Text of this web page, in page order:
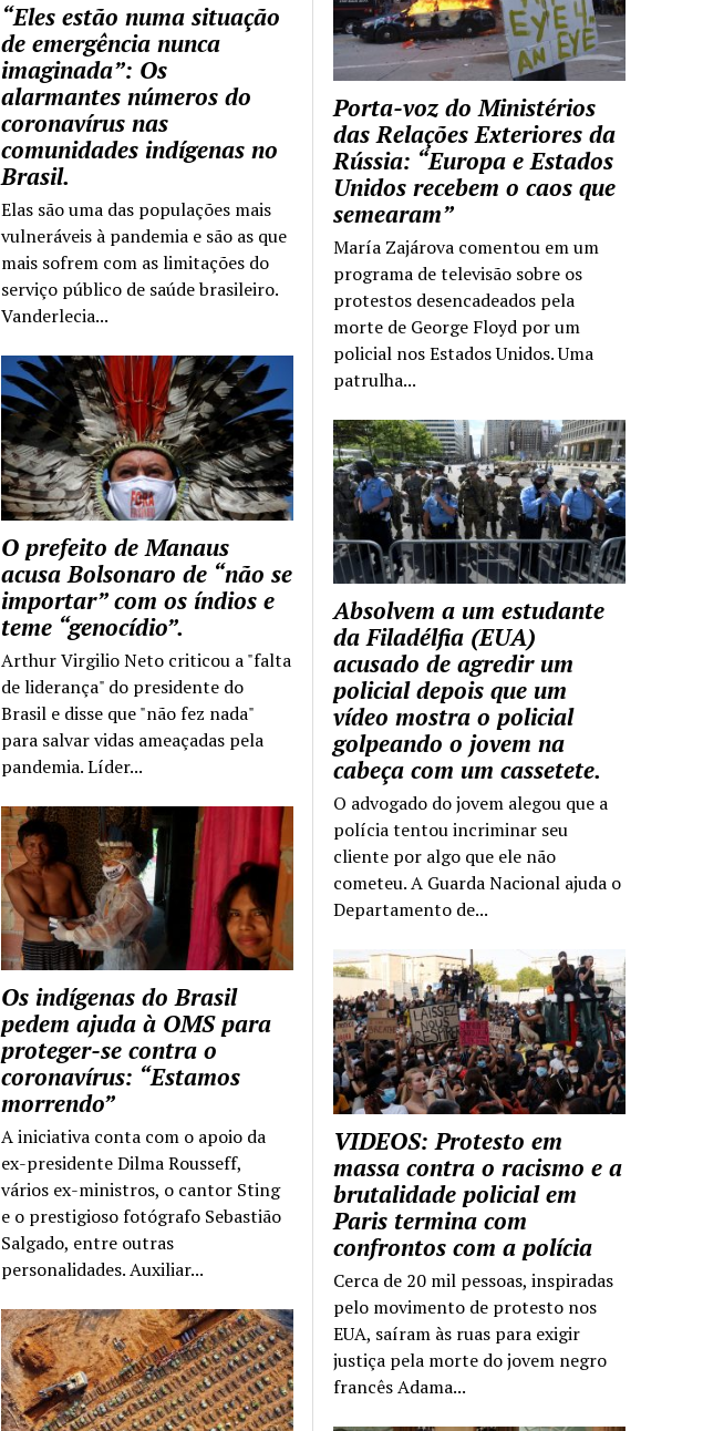
Porta-voz do Ministérios
das Relações Exteriores da
Rússia: “Europa e Estados
Unidos recebem o caos que
semearam”
María Zajárova comentou em um
programa de televisão sobre os
protestos desencadeados pela
morte de George Floyd por um
policial nos Estados Unidos. Uma
patrulha...
Absolvem a um estudante
da Filadélfia (EUA)
acusado de agredir um
policial depois que um
vídeo mostra o policial
golpeando o jovem na
cabeça com um cassetete.
O advogado do jovem alegou que a
polícia tentou incriminar seu
cliente por algo que ele não
cometeu. A Guarda Nacional ajuda o
Departamento de...
VIDEOS: Protesto em
massa contra o racismo e a
brutalidade policial em
Paris termina com
confrontos com a polícia
Cerca de 20 mil pessoas, inspiradas
pelo movimento de protesto nos
EUA, saíram às ruas para exigir
justiça pela morte do jovem negro
francês Adama...
“Eles estão numa situação
de emergência nunca
imaginada”: Os
alarmantes números do
coronavírus nas
comunidades indígenas no
Brasil.
Elas são uma das populações mais
vulneráveis à pandemia e são as que
mais sofrem com as limitações do
serviço público de saúde brasileiro.
Vanderlecia...
O prefeito de Manaus
acusa Bolsonaro de “não se
importar” com os índios e
teme “genocídio”.
Arthur Virgilio Neto criticou a "falta
de liderança" do presidente do
Brasil e disse que "não fez nada"
para salvar vidas ameaçadas pela
pandemia. Líder...
Os indígenas do Brasil
pedem ajuda à OMS para
proteger-se contra o
coronavírus: “Estamos
morrendo”
A iniciativa conta com o apoio da
ex-presidente Dilma Rousseff,
vários ex-ministros, o cantor Sting
e o prestigioso fotógrafo Sebastião
Salgado, entre outras
personalidades. Auxiliar...